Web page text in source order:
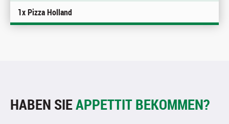
1x Pizza Holland
HABEN SIEAPPETTIT BEKOMMEN?